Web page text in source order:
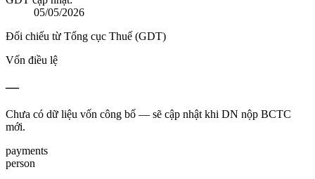
05/05/2026
Đối chiếu từ Tổng cục Thuế (GDT)
Vốn điều lệ
—
Chưa có dữ liệu vốn công bố — sẽ cập nhật khi DN nộp BCTC
mới.
payments
person